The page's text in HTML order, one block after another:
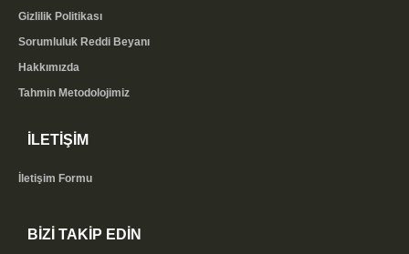
Gizlilik Politikası
Sorumluluk Reddi Beyanı
Hakkımızda
Tahmin Metodolojimiz
İLETİŞİM
İletişim Formu
BİZİ TAKİP EDİN